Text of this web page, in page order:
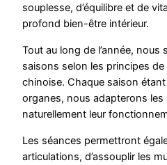
souplesse, d’équilibre et de
profond bien-être intérieur.
Tout au long de l’année,
saisons selon les principes
chinoise. Chaque saison
organes, nous adapterons
naturellement leur
Les séances permettront
articulations, d’assouplir les